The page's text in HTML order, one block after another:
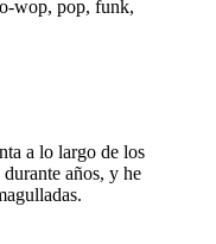
wop, pop, funk,
a lo largo de los
años, y he